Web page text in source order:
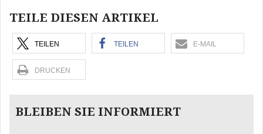
TEILE DIESEN ARTIKEL
TEILEN TEILEN E-MAIL
DRUCKEN
BLEIBEN SIE INFORMIERT